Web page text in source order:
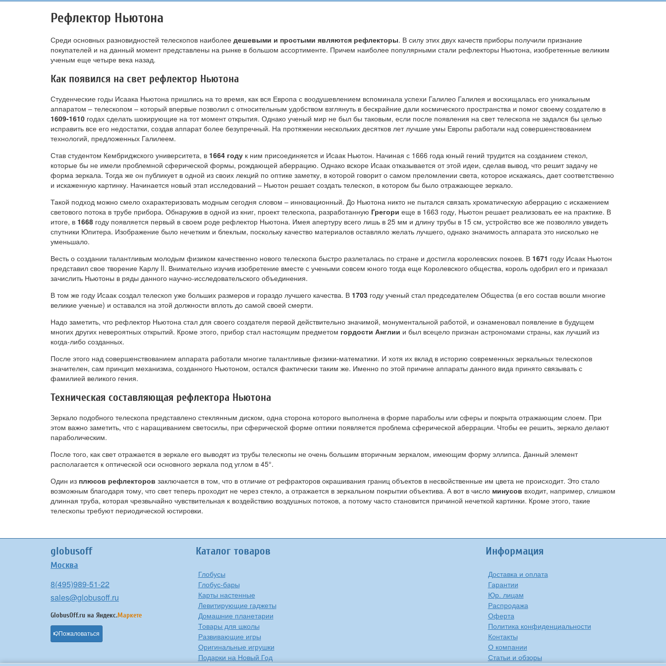
Рефлектор Ньютона
Среди основных разновидностей телескопов наиболее дешевыми и простыми являются рефлекторы. В силу этих двух качеств приборы получили признание
покупателей и на данный момент представлены на рынке в большом ассортименте. Причем наиболее популярными стали рефлекторы Ньютона, изобретенные великим
ученым еще четыре века назад.
Как появился на свет рефлектор Ньютона
Студенческие годы Исаака Ньютона пришлись на то время, как вся Европа с воодушевлением вспоминала успехи Галилео Галилея и восхищалась его уникальным
аппаратом – телескопом – который впервые позволил с относительным удобством взглянуть в бескрайние дали космического пространства и помог своему создателю в
1609-1610 годах сделать шокирующие на тот момент открытия. Однако ученый мир не был бы таковым, если после появления на свет телескопа не задался бы целью
исправить все его недостатки, создав аппарат более безупречный. На протяжении нескольких десятков лет лучшие умы Европы работали над совершенствованием
технологий, предложенных Галилеем.
Став студентом Кембриджского университета, в 1664 году к ним присоединяется и Исаак Ньютон. Начиная с 1666 года юный гений трудится на созданием стекол,
которые бы не имели проблемной сферической формы, рождающей аберрацию. Однако вскоре Исаак отказывается от этой идеи, сделав вывод, что решит задачу не
форма зеркала. Тогда же он публикует в одной из своих лекций по оптике заметку, в которой говорит о самом преломлении света, которое искажаясь, дает соответственно
и искаженную картинку. Начинается новый этап исследований – Ньютон решает создать телескоп, в котором бы было отражающее зеркало.
Такой подход можно смело охарактеризовать модным сегодня словом – инновационный. До Ньютона никто не пытался связать хроматическую аберрацию с искажением
светового потока в трубе прибора. Обнаружив в одной из книг, проект телескопа, разработанную Грегори еще в 1663 году, Ньютон решает реализовать ее на практике. В
итоге, в 1668 году появляется первый в своем роде рефлектор Ньютона. Имея апертуру всего лишь в 25 мм и длину трубы в 15 см, устройство все же позволяло увидеть
спутники Юпитера. Изображение было нечетким и блеклым, поскольку качество материалов оставляло желать лучшего, однако значимость аппарата это нисколько не
уменьшало.
Весть о создании талантливым молодым физиком качественно нового телескопа быстро разлеталась по стране и достигла королевских покоев. В 1671 году Исаак Ньютон
представил свое творение Карлу II. Внимательно изучив изобретение вместе с учеными совсем юного тогда еще Королевского общества, король одобрил его и приказал
зачислить Ньютоны в ряды данного научно-исследовательского объединения.
В том же году Исаак создал телескоп уже больших размеров и гораздо лучшего качества. В 1703 году ученый стал председателем Общества (в его состав вошли многие
великие ученые) и оставался на этой должности вплоть до самой своей смерти.
Надо заметить, что рефлектор Ньютона стал для своего создателя первой действительно значимой, монументальной работой, и ознаменовал появление в будущем
многих других невероятных открытий. Кроме этого, прибор стал настоящим предметом гордости Англии и был всецело признан астрономами страны, как лучший из
когда-либо созданных.
После этого над совершенствованием аппарата работали многие талантливые физики-математики. И хотя их вклад в историю современных зеркальных телескопов
значителен, сам принцип механизма, созданного Ньютоном, остался фактически таким же. Именно по этой причине аппараты данного вида принято связывать с
фамилией великого гения.
Техническая составляющая рефлектора Ньютона
Зеркало подобного телескопа представлено стеклянным диском, одна сторона которого выполнена в форме параболы или сферы и покрыта отражающим слоем. При
этом важно заметить, что с наращиванием светосилы, при сферической форме оптики появляется проблема сферической аберрации. Чтобы ее решить, зеркало делают
параболическим.
После того, как свет отражается в зеркале его выводят из трубы телескопы не очень большим вторичным зеркалом, имеющим форму эллипса. Данный элемент
располагается к оптической оси основного зеркала под углом в 45°.
Один из плюсов рефлекторов заключается в том, что в отличие от рефракторов окрашивания границ объектов в несвойственные им цвета не происходит. Это стало
возможным благодаря тому, что свет теперь проходит не через стекло, а отражается в зеркальном покрытии объектива. А вот в число минусов входит, например, слишком
длинная труба, которая чрезвычайно чувствительная к воздействию воздушных потоков, а потому часто становится причиной нечеткой картинки. Кроме этого, такие
телескопы требуют периодической юстировки.
globusoff
Москва
8(495)989-51-22
sales@globusoff.ru
GlobusOff.ru на Яндекс.Маркете
Пожаловаться
Каталог товаров
Глобусы
Глобус-бары
Карты настенные
Левитирующие гаджеты
Домашние планетарии
Товары для школы
Развивающие игры
Оригинальные игрушки
Подарки на Новый Год
Информация
Доставка и оплата
Гарантии
Юр. лицам
Распродажа
Оферта
Политика конфиденциальности
Контакты
О компании
Статьи и обзоры